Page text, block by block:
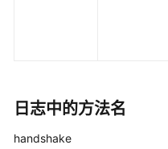
置
接
日志中的方法名
handshake